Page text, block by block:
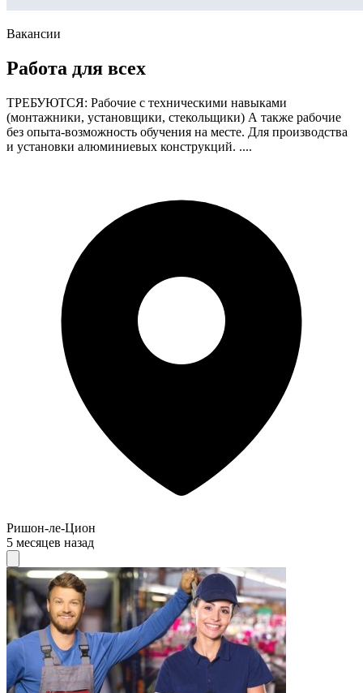
Вакансии
Работа для всех
ТРЕБУЮТСЯ: Рабочие с техническими навыками
(монтажники, установщики, стекольщики) А также рабочие
без опыта-возможность обучения на месте. Для производства
и установки алюминиевых конструкций. ....
Ришон-ле-Цион
5 месяцев назад